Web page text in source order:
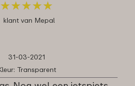
★★★★★
★★★★★
klant van Mepal
31-03-2021
Transparent